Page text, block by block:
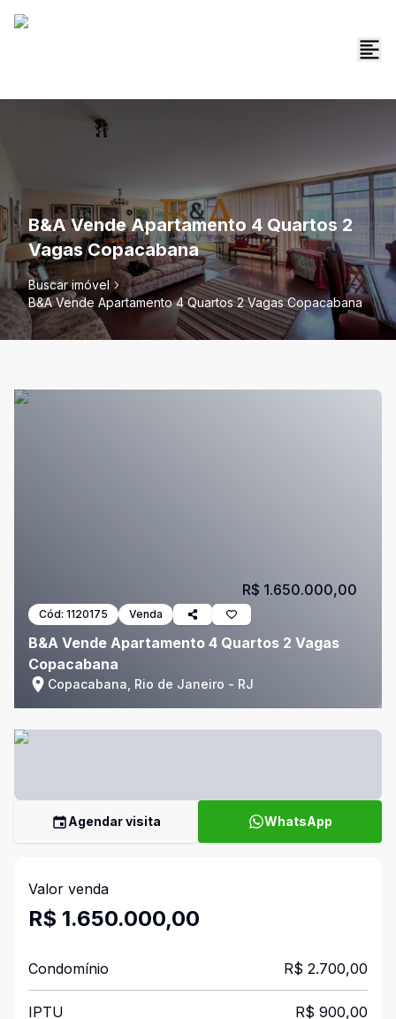
B&A Vende Apartamento 4 Quartos 2
Vagas Copacabana
Buscar imóvel
B&A Vende Apartamento 4 Quartos 2 Vagas Copacabana
Cód: 1120175 Venda
B&A Vende Apartamento 4 Quartos 2 Vagas
Copacabana
Copacabana, Rio de Janeiro - RJ
R$ 1.650.000,00
Agendar visita WhatsApp
Valor venda
R$ 1.650.000,00
Condomínio R$ 2.700,00
IPTU R$ 900,00